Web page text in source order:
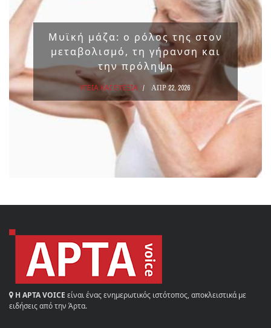
Μυϊκή μάζα: ο ρόλος της στον
μεταβολισμό, τη γήρανση και
την πρόληψη
ΥΓΕΙΑ ΚΑΙ ΕΥΕΞΙΑ ΑΠΡ 22, 2026
Η ΑΡΤΑ VOICE είναι ένας ενημερωτικός ιστότοπος, αποκλειστικά με
ειδήσεις από την Άρτα.